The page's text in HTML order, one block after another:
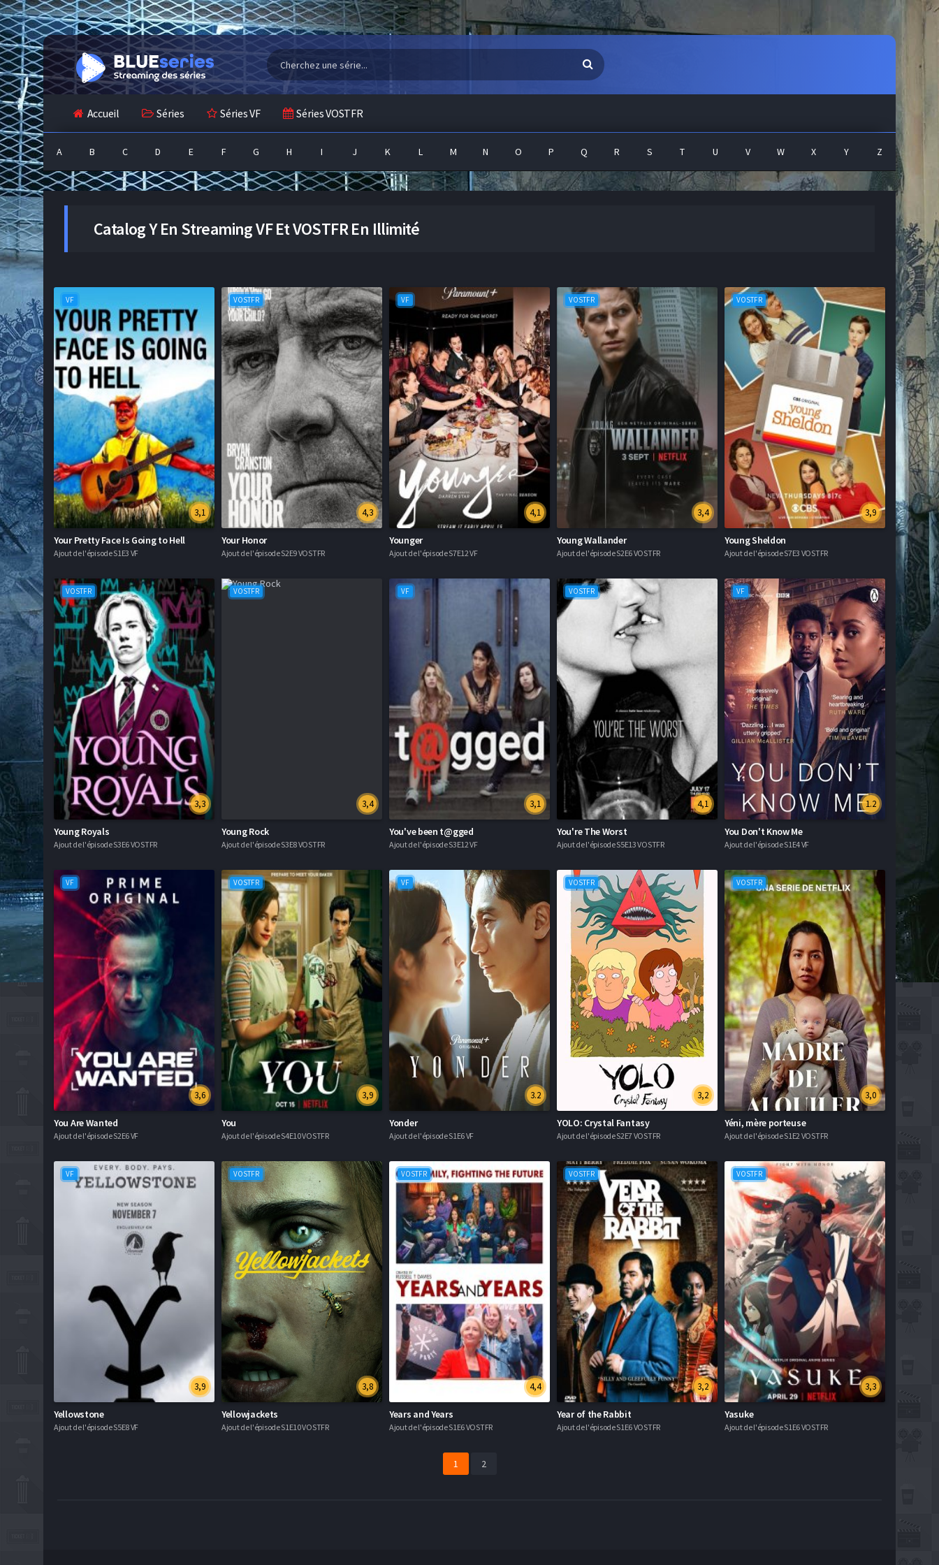
Accueil Séries Séries VF Séries VOSTFR
A B C D E F G H I J K L M N O P Q R S T U V W X Y Z
CatalogYEn Streaming VF Et VOSTFR En Illimité
VF
3,1
Your Pretty Face Is Going to Hell
Ajout de l'épisode S1E3 VF
VOSTFR
4,3
Your Honor
Ajout de l'épisode S2E9 VOSTFR
VF
4,1
Younger
Ajout de l'épisode S7E12 VF
VOSTFR
3,4
Young Wallander
Ajout de l'épisode S2E6 VOSTFR
VOSTFR
3,9
Young Sheldon
Ajout de l'épisode S7E3 VOSTFR
VOSTFR
3,3
Young Royals
Ajout de l'épisode S3E6 VOSTFR
VOSTFR
3,4
Young Rock
Ajout de l'épisode S3E8 VOSTFR
VF
3,1
You've been t@gged
Ajout de l'épisode S3E12 VF
VOSTFR
4,1
You're The Worst
Ajout de l'épisode S5E13 VOSTFR
VF
1.2
You Don't Know Me
Ajout de l'épisode S1E4 VF
VF
3,6
You Are Wanted
Ajout de l'épisode S2E6 VF
VOSTFR
3,9
You
Ajout de l'épisode S4E10 VOSTFR
VF
3.2
Yonder
Ajout de l'épisode S1E6 VF
VOSTFR
3,2
YOLO: Crystal Fantasy
Ajout de l'épisode S2E7 VOSTFR
VOSTFR
3,0
Yéni, mère porteuse
Ajout de l'épisode S1E2 VOSTFR
VF
3,9
Yellowstone
Ajout de l'épisode S5E8 VF
VOSTFR
3,8
Yellowjackets
Ajout de l'épisode S1E10 VOSTFR
VOSTFR
4,4
Years and Years
Ajout de l'épisode S1E6 VOSTFR
VOSTFR
3,2
Year of the Rabbit
Ajout de l'épisode S1E6 VOSTFR
VOSTFR
3,3
Yasuke
Ajout de l'épisode S1E6 VOSTFR
1 2